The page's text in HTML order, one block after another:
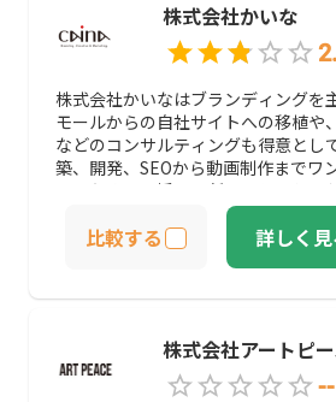
や、無駄なライセンス料を発生させ
す。 また、EC-CUBE以外のASPカ
用いた構築も可能な制作会社です。
株式会社かいな
株式会社かいなはブランディングを
モールからの自社サイトへの移植や
などのコンサルティングも得意とし
築、開発、SEOから動画制作までワ
きるため、一括して任せられるとい
比較する 詳しく見
株式会社アートピ
--